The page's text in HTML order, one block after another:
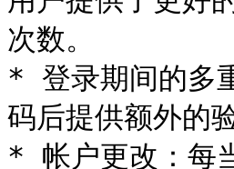
次数。
* 登录期间的多
码后提供额外的
* 帐户更改：每